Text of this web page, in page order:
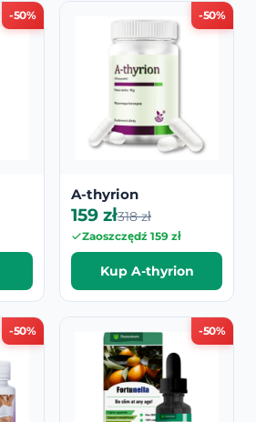
-50% -50%
A-thyrion
159 zł318 zł
Zaoszczędź 159 zł
Kup A-thyrion
-50% -50%